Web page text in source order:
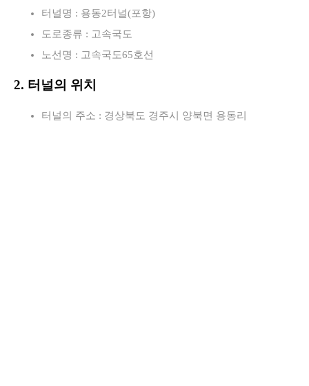
터널명 : 용동2터널(포항)
도로종류 : 고속국도
노선명 : 고속국도65호선
2. 터널의 위치
터널의 주소 : 경상북도 경주시 양북면 용동리